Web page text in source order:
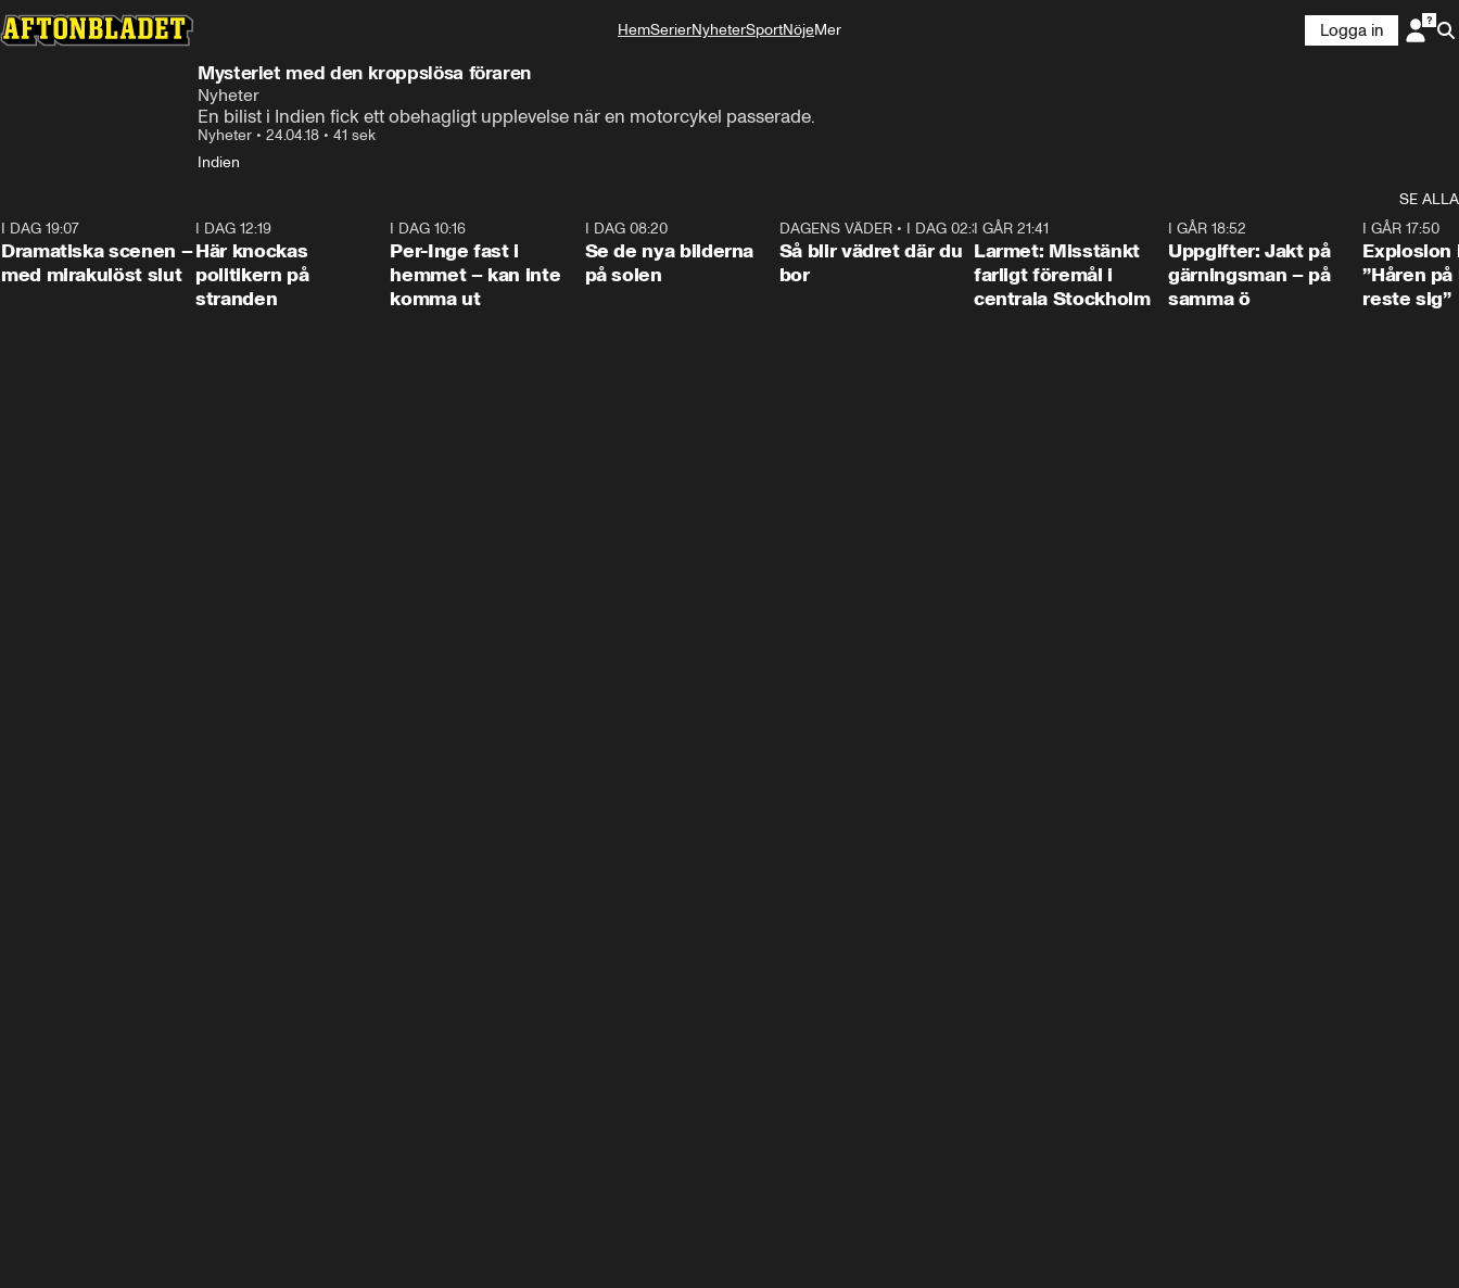
HemSerierNyheterSportNöjeMer
Logga in
Mysteriet med den kroppslösa föraren
Nyheter
En bilist i Indien fick ett obehagligt upplevelse när en motorcykel passerade.
Nyheter • 24.04.18 • 41 sek
Indien
SE ALLA
I DAG 19:07
Dramatiska scenen –
med mirakulöst slut
I DAG 12:19
Här knockas
politikern på
stranden
I DAG 10:16
Per-Inge fast i
hemmet – kan inte
komma ut
I DAG 08:20
Se de nya bilderna
på solen
1:06
DAGENS VÄDER• I DAG 02:30
Så blir vädret där du
bor
I GÅR 21:41
Larmet: Misstänkt
farligt föremål i
centrala Stockholm
I GÅR 18:52
Uppgifter: Jakt på
gärningsman – på
samma ö
I GÅR 17:50
Explosion
”Håren
reste sig”